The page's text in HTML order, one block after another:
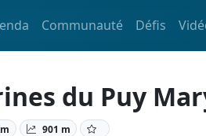
Communauté Défis
du Puy
901 m